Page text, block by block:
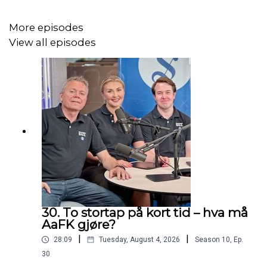
More episodes
View all episodes
30. To stortap på kort tid – hva må
AaFK gjøre?
28:09 Tuesday, August 4, 2026 Season 10, Ep.
30